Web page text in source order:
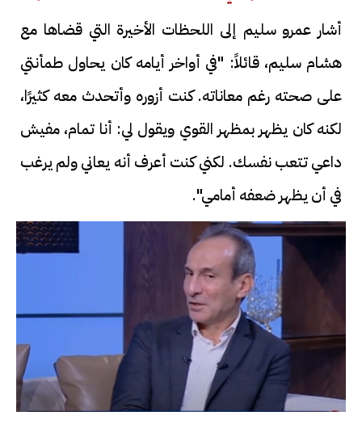
أشار عمرو سليم إلى اللحظات الأخيرة التي قضاها مع
هشام سليم، قائلاً: "في أواخر أيامه كان يحاول طمأنتي
على صحته رغم معاناته. كنت أزوره وأتحدث معه كثيرًا،
لكنه كان يظهر بمظهر القوي ويقول لي: أنا تمام، مفيش
داعي تتعب نفسك. لكني كنت أعرف أنه يعاني ولم يرغب
في أن يظهر ضعفه أمامي".